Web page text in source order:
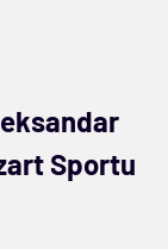
Sportu